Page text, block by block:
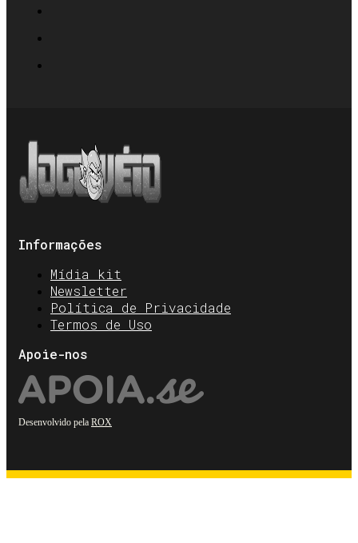
Informações
Mídia kit
Newsletter
Política de Privacidade
Termos de Uso
Apoie-nos
Desenvolvido pela ROX